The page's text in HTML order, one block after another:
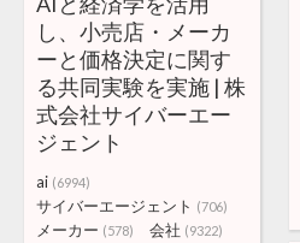
し、小売店・メーカ
ーと価格決定に関す
る共同実験を実施 | 株
式会社サイバーエー
ジェント
ai (6994)
サイバーエージェント (706)
メーカー (578) 会社 (9322)